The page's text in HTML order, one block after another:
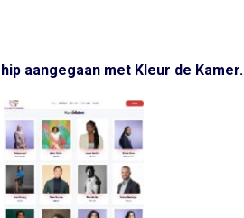
aangegaan met Kleur de Kamer.